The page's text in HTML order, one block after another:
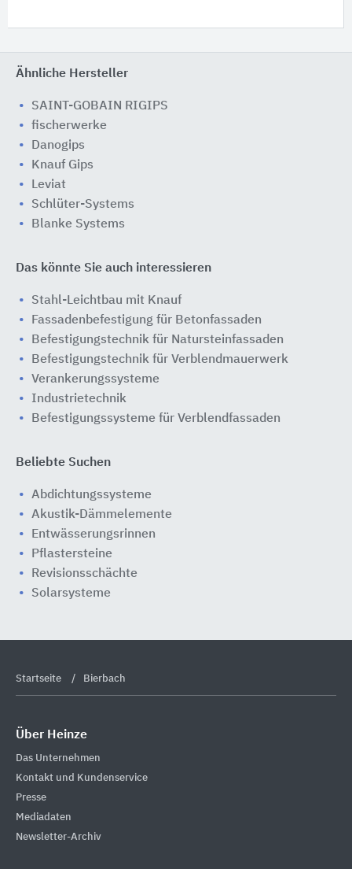
Ähnliche Hersteller
SAINT-GOBAIN RIGIPS
fischerwerke
Danogips
Knauf Gips
Leviat
Schlüter-Systems
Blanke Systems
Das könnte Sie auch interessieren
Stahl-Leichtbau mit Knauf
Fassadenbefestigung für Betonfassaden
Befestigungstechnik für Natursteinfassaden
Befestigungstechnik für Verblendmauerwerk
Verankerungssysteme
Industrietechnik
Befestigungssysteme für Verblendfassaden
Beliebte Suchen
Abdichtungssysteme
Akustik-Dämmelemente
Entwässerungsrinnen
Pflastersteine
Revisionsschächte
Solarsysteme
Startseite Bierbach
Über Heinze
Das Unternehmen
Kontakt und Kundenservice
Presse
Mediadaten
Newsletter-Archiv